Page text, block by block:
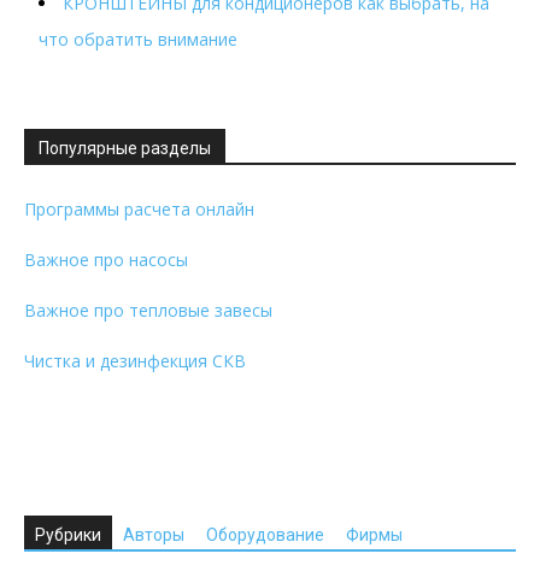
что обратить внимание
Популярные разделы
Программы расчета онлайн
Важное про насосы
Важное про тепловые завесы
Чистка и дезинфекция СКВ
Рубрики Авторы Оборудование Фирмы